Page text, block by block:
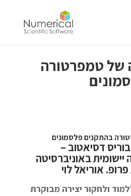
של טמפרטורה
בהתקנים פלסמונים
דסיאטוב –
יישומית באוניברסיטה
אוריאל לוי
ולחקור יצירה מבוקרת